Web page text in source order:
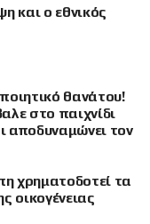
και ο εθνικός
θανάτου!
στο παιχνίδι
αποδυναμώνει τον
χρηματοδοτεί τα
οικογένειας